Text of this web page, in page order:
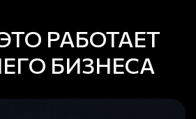
РАБОТАЕТ
БИЗНЕСА